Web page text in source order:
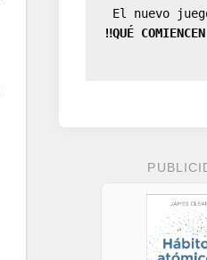
El nuevo
‼️QUÉ